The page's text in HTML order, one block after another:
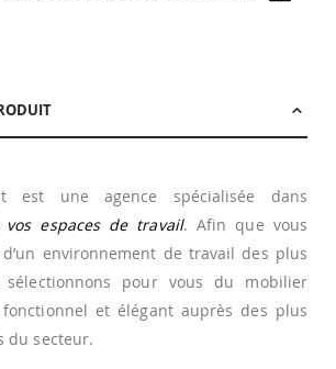
est une agence spécialisée dans
vos espaces de travail. Afin que vous
environnement de travail des plus
sélectionnons pour vous du mobilier
fonctionnel et élégant auprès des plus
du secteur.